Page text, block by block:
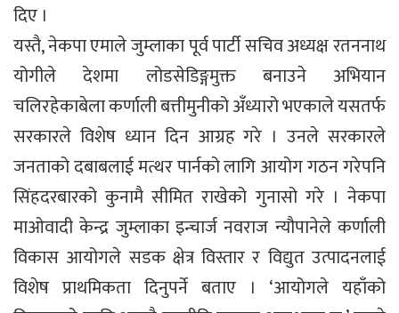
दिए ।
यस्तै, नेकपा एमाले जुम्लाका पूर्व पार्टी सचिव अध्यक्ष रतननाथ
योगीले देशमा लोडसेडिङ्गमुक्त बनाउने अभियान
चलिरहेकाबेला कर्णाली बत्तीमुनीको अँध्यारो भएकाले यसतर्फ
सरकारले विशेष ध्यान दिन आग्रह गरे । उनले सरकारले
जनताको दबाबलाई मत्थर पार्नको लागि आयोग गठन गरेपनि
सिंहदरबारको कुनामै सीमित राखेको गुनासो गरे । नेकपा
माओवादी केन्द्र जुम्लाका इन्चार्ज नवराज न्यौपानेले कर्णाली
विकास आयोगले सडक क्षेत्र विस्तार र विद्युत उत्पादनलाई
विशेष प्राथमिकता दिनुपर्ने बताए । ‘आयोगले यहाँको